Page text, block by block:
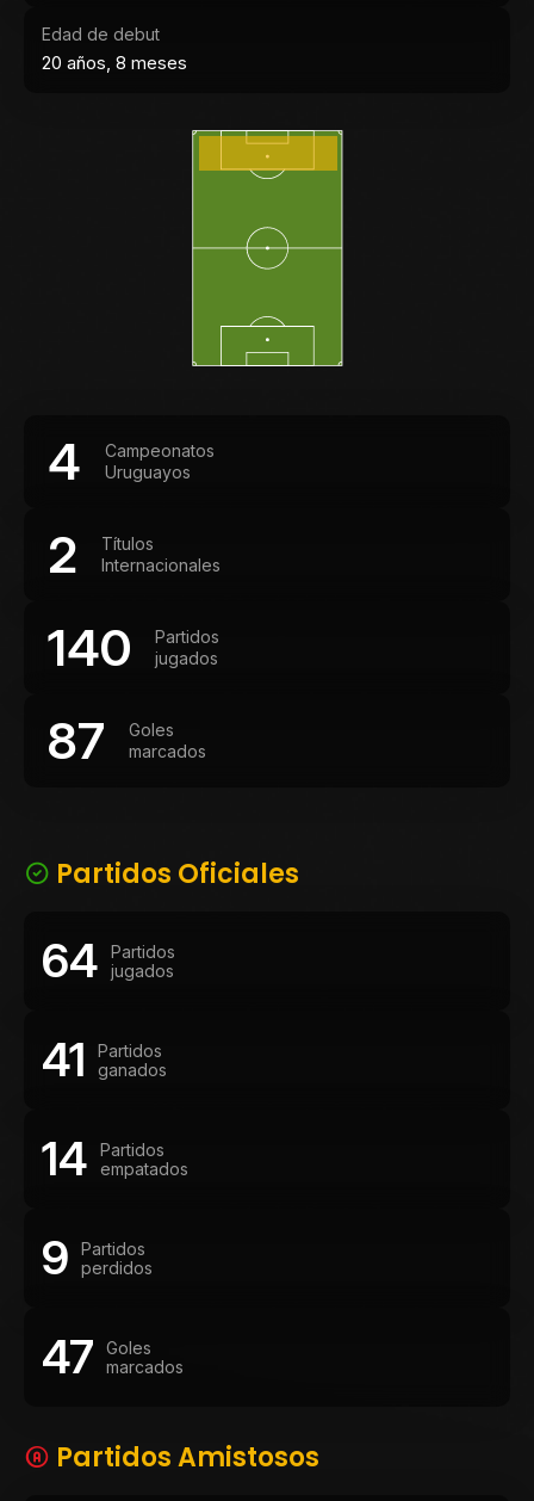
Edad de debut
20 años, 8 meses
4
Campeonatos
Uruguayos
2
Títulos
Internacionales
140
Partidos
jugados
87
Goles
marcados
Partidos Oficiales
64
Partidos
jugados
41
Partidos
ganados
14
Partidos
empatados
9
Partidos
perdidos
47
Goles
marcados
Partidos Amistosos